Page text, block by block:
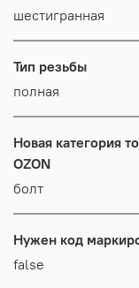
шестигранная
Тип резьбы
полная
Новая категория
OZON
болт
Нужен код
false